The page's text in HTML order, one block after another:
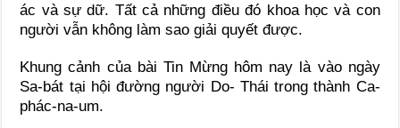
ác và sự dữ. Tất cả những điều đó khoa học và con
người vẫn không làm sao giải quyết được.
Khung cảnh của bài Tin Mừng hôm nay là vào ngày
Sa-bát tại hội đường người Do- Thái trong thành Ca-
phác-na-um.